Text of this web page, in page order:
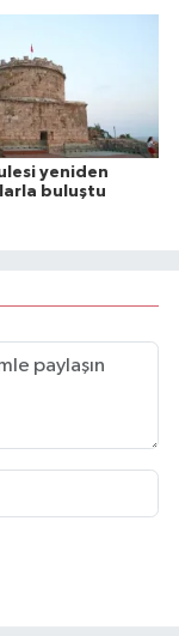
yeniden
buluştu